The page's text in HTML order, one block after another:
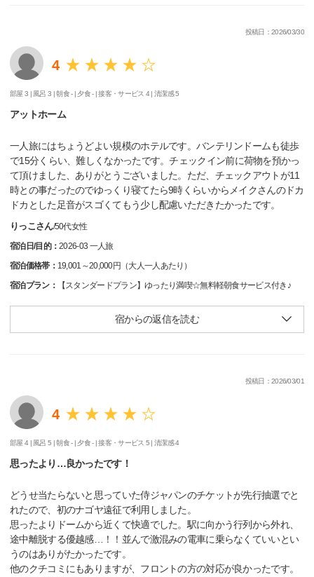
投稿日：2026/03/30
4
部屋 3 | 風呂 3 |朝食 - | 夕食 - |接客・サービス 4 |清潔感 5
アットホーム
一人旅にはちょうどよい規模のホテルです。バンテリンドームも徒歩
で15分くらい、難しくなかったです。チェックイン前に荷物を預かっ
て頂けました、ありがとうございました。ただ、チェックアウトが11
時との事だったのでゆっくり寝てたら9時くらいからメイクさんのドカ
ドカとした足音がスゴくてもう少し配慮いただきたかったです。
りっこさん/50代女性
宿泊日/目的：2026-03 一人旅
宿泊価格帯： 19,001～20,000円（大人一人あたり）
宿泊プラン：
【スタンダードプラン】ゆったり満喫☆無料軽朝食サービス付き♪
宿からの返信を読む
投稿日：2026/03/01
4
部屋 4 | 風呂 5 |朝食 - | 夕食 - |接客・サービス 5 |清潔感 4
思ったより…良かったです！
どうせ当たらないと思っていた侍ジャパンのチケットが先行抽選でと
れたので、初のナゴヤ遠征で利用しました。
思ったよりドームから近くて快適でした。駅に向かう行列から外れ、
途中離脱する優越感…！！並んで激混みの電車に乗らなくていいとい
うのはありがたかったです。
他のクチコミにもありますが、フロントの方の対応が良かったです。